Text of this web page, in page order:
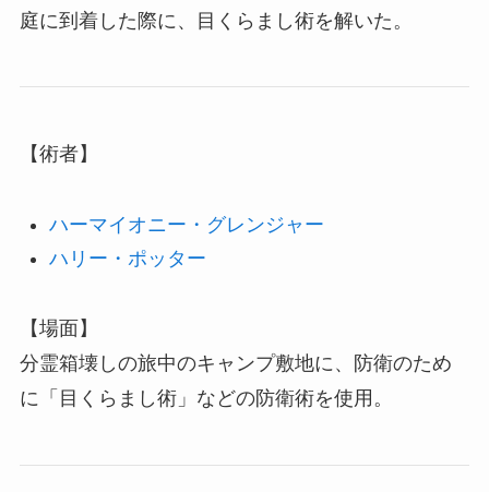
庭に到着した際に、目くらまし術を解いた。
【術者】
ハーマイオニー・グレンジャー
ハリー・ポッター
【場面】
分霊箱壊しの旅中のキャンプ敷地に、防衛のため
に「目くらまし術」などの防衛術を使用。